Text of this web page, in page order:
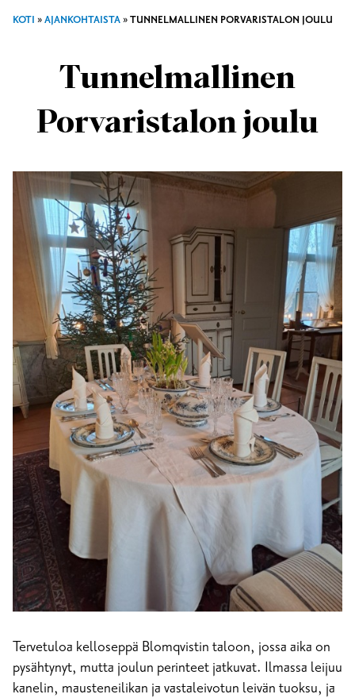
KOTI »AJANKOHTAISTA»TUNNELMALLINEN PORVARISTALON JOULU
Tunnelmallinen
Porvaristalon joulu
Tervetuloa kelloseppä Blomqvistin taloon, jossa aika on
pysähtynyt, mutta joulun perinteet jatkuvat. Ilmassa leijuu
kanelin, mausteneilikan ja vastaleivotun leivän tuoksu, ja